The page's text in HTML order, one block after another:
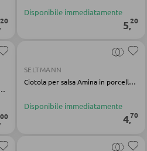
,20
Disponibile immediatamente
5,20
in pelle beige
00
SELTMANN
Ciotola per salsa Amina in porcellana bianca
Disponibile immediatamente
4,70